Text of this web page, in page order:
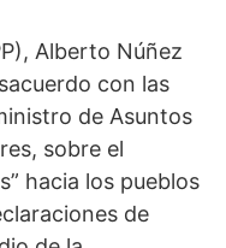
Alberto Núñez
con las
de Asuntos
sobre el
hacia los pueblos
de